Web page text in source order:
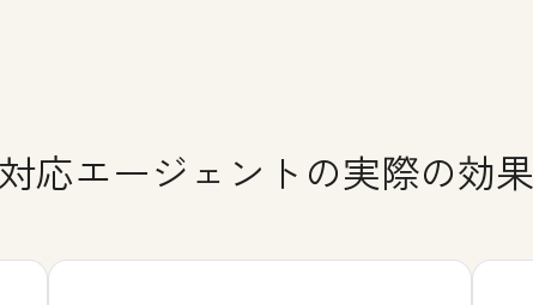
応エージェントの実際の効果